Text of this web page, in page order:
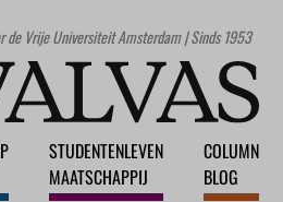
de Vrije Universiteit Amsterdam | Sinds 1953
STUDENTENLEVEN
MAATSCHAPPIJ
COLUMN
BLOG